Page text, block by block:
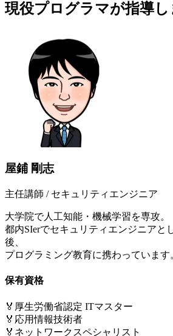
現役プログラマが指導し
屋鋪 剛志
主任講師 / セキュリティエンジニア
大学院で人工知能・機械学習を専攻。
都内SIerでセキュリティエンジニアと
後、
プログラミング教育に携わっています
保有資格
🏅 厚生労働省認定 ITマスター
🏅 応用情報技術者
🏅 ネットワークスペシャリスト